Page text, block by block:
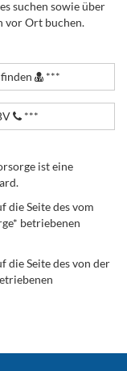
suchen sowie über
vor Ort buchen.
***
***
ist eine
die Seite des vom
betriebenen
die Seite des von der